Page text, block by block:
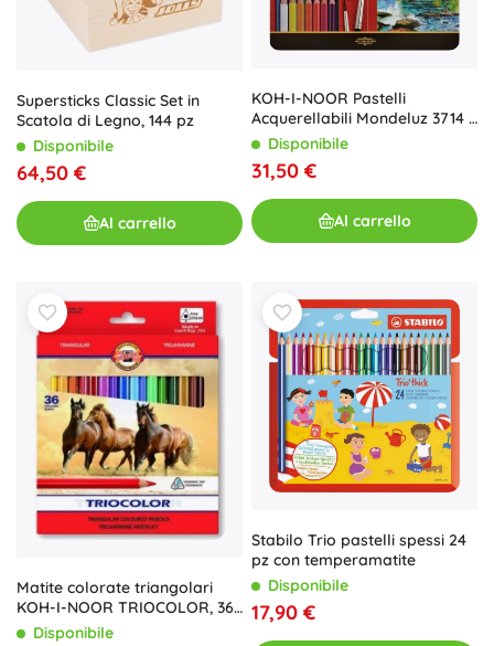
per tecniche creative con l’acqua. Matite per bambini, per
studenti e per adulti ti consentono di ottenererisultati
in coloritura, illustrazione e schizzi.
Supersticks Classic Set in
Scatola di Legno, 144 pz
Disponibile
64,50 €
Al carrello
KOH-I-NOOR Pastelli
Acquerellabili Mondeluz 3714 -
72 pzDisponibile
31,50 €
Al carrello
Matite colorate triangolari
KOH-I-NOOR TRIOCOLOR, 36
pz Disponibile
Stabilo Trio pastelli spessi 24
pz con temperamatite
Disponibile
17,90 €